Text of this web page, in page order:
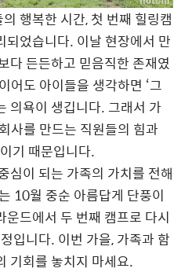
행복한 시간, 첫 번째 힐링캠
되었습니다. 이날 현장에서 만
다 든든하고 믿음직한 존재였
어도 아이들을 생각하면 ‘그
의욕이 생깁니다. 그래서 가
사를 만드는 직원들의 힘과
기 때문입니다.
심이 되는 가족의 가치를 전해
10월 중순 아름답게 단풍이
드에서 두 번째 캠프로 다시
입니다. 이번 가을, 가족과 함
기회를 놓치지 마세요.